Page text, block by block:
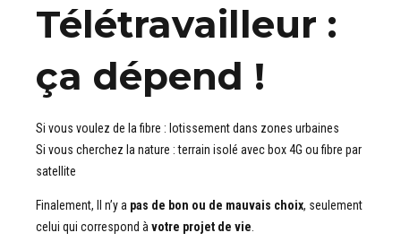
Télétravailleur :
ça dépend !
Si vous voulez de la fibre : lotissement dans zones urbaines
Si vous cherchez la nature : terrain isolé avec box 4G ou fibre par
satellite
Finalement, Il n’y a pas de bon ou de mauvais choix, seulement
celui qui correspond à votre projet de vie